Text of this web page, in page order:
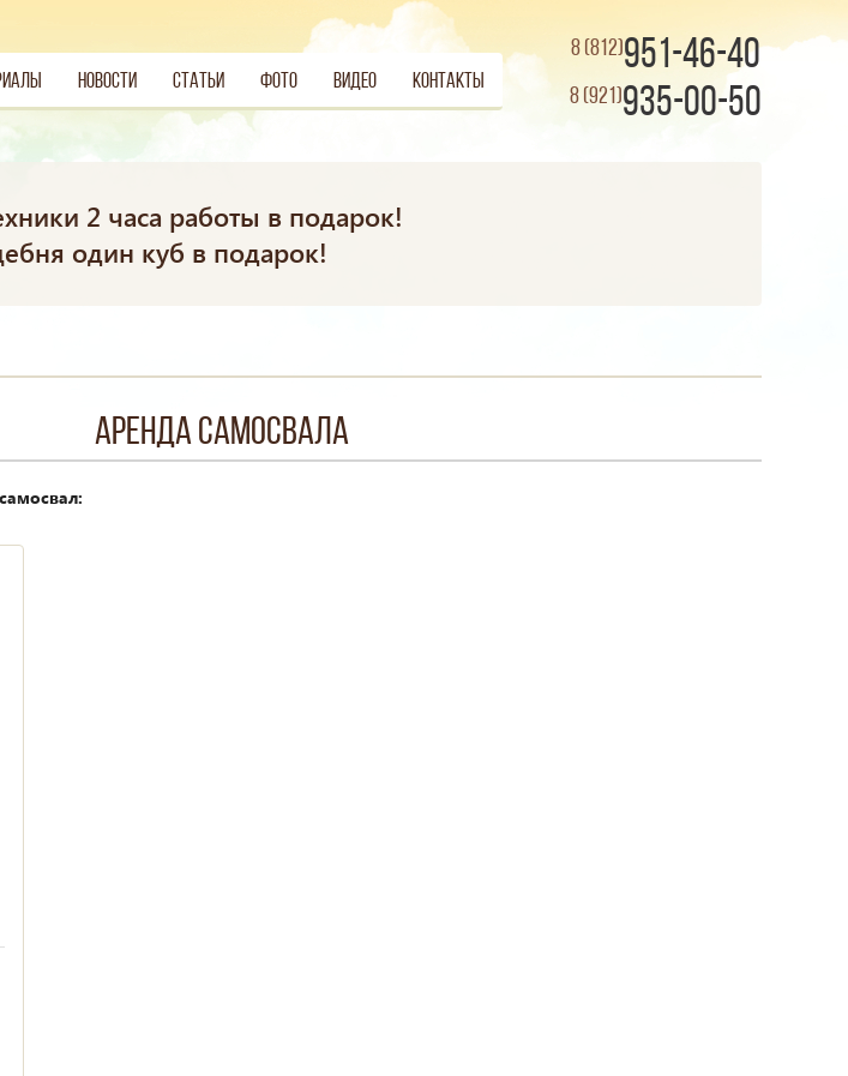
Новости Статьи Фото Видео Контакты
8 (812)951-46-40
8 (921)935-00-50
2 часа работы в подарок!
один куб в подарок!
Аренда самосвала